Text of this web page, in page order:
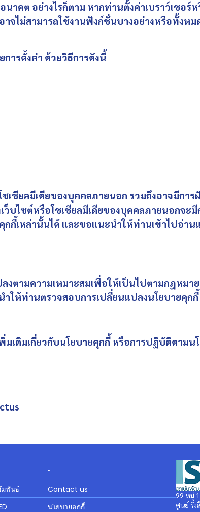
าคต อย่างไรก็ตาม หากท่านตั้งค่าเบราว์เซอร์
ไม่สามารถใช้งานฟังก์ชั่นบางอย่างหรือทั้งหม
การตั้งค่า ด้วยวิธีการดังนี้
ซเชียลมีเดียของบุคคลภายนอก รวมถึงอาจมีกา
เว็บไซต์หรือโซเชียลมีเดียของบุคคลภายนอกจ
กกี้เหล่านั้นได้ และขอแนะนำให้ท่านเข้าไปอ่า
ตามความเหมาะสมเพื่อให้เป็นไปตามกฎหมา
ให้ท่านตรวจสอบการเปลี่ยนแปลงนโยบายคุก
มเติมเกี่ยวกับนโยบายคุกกี้ หรือการปฏิบัติตาม
มพันธ์
.
Contact us
นโยบายคุกกี้
99 หมู่
ศูนย์ รัง